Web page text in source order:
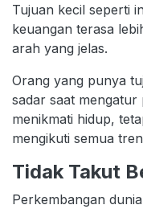
Tujuan kecil seperti
keuangan terasa
arah yang jelas.
Orang yang punya
sadar saat
menikmati hidup,
mengikuti semua
Tidak Takut
Perkembangan